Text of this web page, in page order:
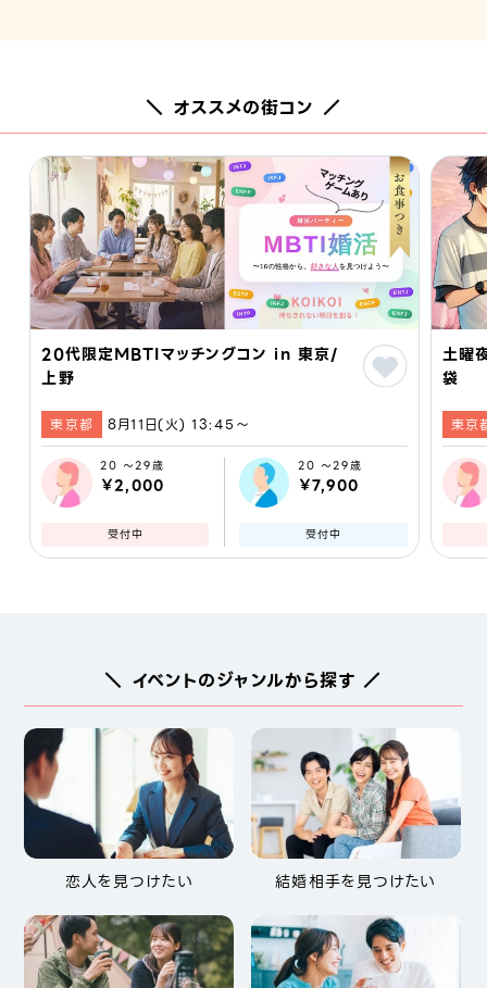
＼ オススメの街コン ／
20代限定MBTIマッチングコン in 東京/
上野
東京都 8月11日(火) 13:45〜
20 ～29歳
￥2,000
受付中
20 ～29歳
￥7,900
受付中
土曜
袋
東京
＼ イベントのジャンルから探す ／
恋人を見つけたい 結婚相手を見つけたい